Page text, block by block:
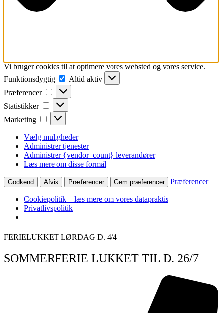
Vi bruger cookies til at optimere vores websted og vores service.
Funktionsdygtig
Funktionsdygtig
Altid aktiv
Præferencer
Præferencer
Statistikker Statistikker
Marketing Marketing
Vælg muligheder
Administrer tjenester
Administrer {vendor_count} leverandører
Læs mere om disse formål
Godkend Afvis Præferencer Gem præferencer Præferencer
Cookiepolitik – læs mere om vores datapraktis
Privatlivspolitik
Videre
til
FERIELUKKET LØRDAG D. 4/4
SOMMERFERIE LUKKET TIL D. 26/7